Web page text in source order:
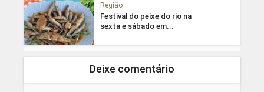
Região
Festival do peixe do rio na
sexta e sábado em...
Deixe comentário